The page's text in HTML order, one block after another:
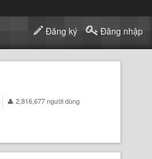
Đăng ký Đăng nhập
2,816,677 người dùng